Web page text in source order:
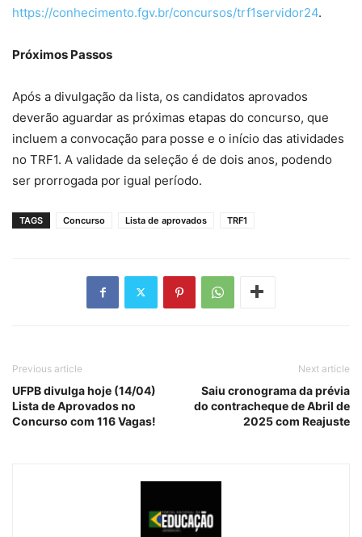
https://conhecimento.fgv.br/concursos/trf1servidor24.
Próximos Passos
Após a divulgação da lista, os candidatos aprovados
deverão aguardar as próximas etapas do concurso, que
incluem a convocação para posse e o início das atividades
no TRF1. A validade da seleção é de dois anos, podendo
ser prorrogada por igual período.
TAGS Concurso Lista de aprovados TRF1
Previous article
UFPB divulga hoje (14/04)
Lista de Aprovados no
Concurso com 116 Vagas!
Next article
Saiu cronograma da prévia
do contracheque de Abril de
2025 com Reajuste